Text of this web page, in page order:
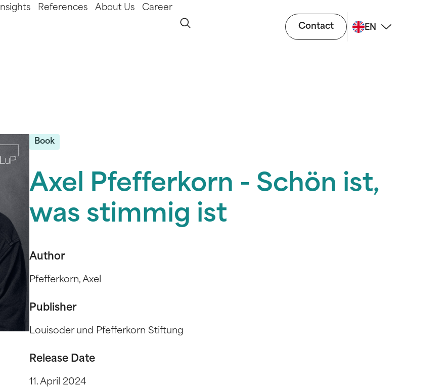
Insights References About Us Career
Contact EN
Book
Axel Pfefferkorn - Schön ist,
was stimmig ist
Author
Pfefferkorn, Axel
Publisher
Louisoder und Pfefferkorn Stiftung
Release Date
11. April 2024